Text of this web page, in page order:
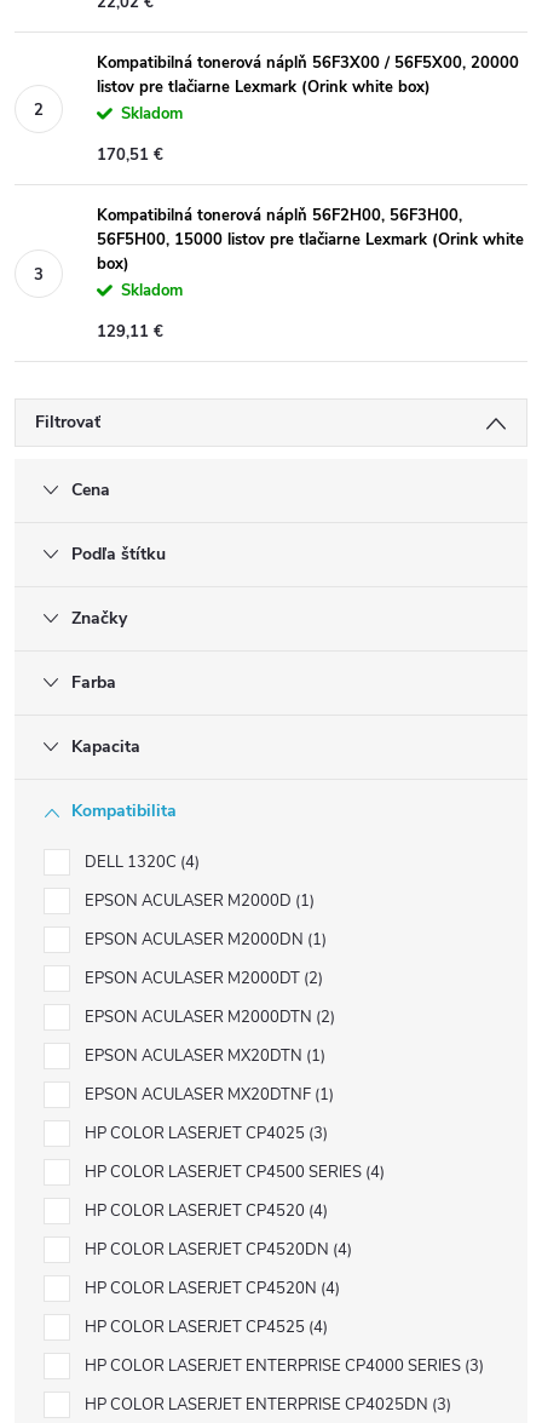
Kompatibilná tonerová náplň 56F3X00 / 56F5X00, 20000
listov pre tlačiarne Lexmark (Orink white box)
Skladom
170,51 €
Kompatibilná tonerová náplň 56F2H00, 56F3H00,
56F5H00, 15000 listov pre tlačiarne Lexmark (Orink white
box)
Skladom
129,11 €
Filtrovať
Cena
Podľa štítku
Značky
Farba
Kapacita
Kompatibilita
DELL 1320C 4
EPSON ACULASER M2000D 1
EPSON ACULASER M2000DN 1
EPSON ACULASER M2000DT 2
EPSON ACULASER M2000DTN 2
EPSON ACULASER MX20DTN 1
EPSON ACULASER MX20DTNF 1
HP COLOR LASERJET CP4025 3
HP COLOR LASERJET CP4500 SERIES 4
HP COLOR LASERJET CP4520 4
HP COLOR LASERJET CP4520DN 4
HP COLOR LASERJET CP4520N 4
HP COLOR LASERJET CP4525 4
HP COLOR LASERJET ENTERPRISE CP4000 SERIES 3
HP COLOR LASERJET ENTERPRISE CP4025DN 3